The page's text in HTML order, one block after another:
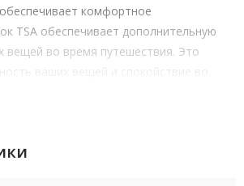
комфортное
TSA обеспечивает дополнительную
вещей во время путешествия. Это
ваших вещей и спокойствие во
чемодана предусмотрены
обеспечивает плавное и легкое